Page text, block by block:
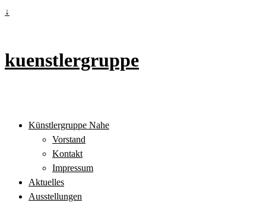
↓
kuenstlergruppe
Künstlergruppe Nahe
Vorstand
Kontakt
Impressum
Aktuelles
Ausstellungen